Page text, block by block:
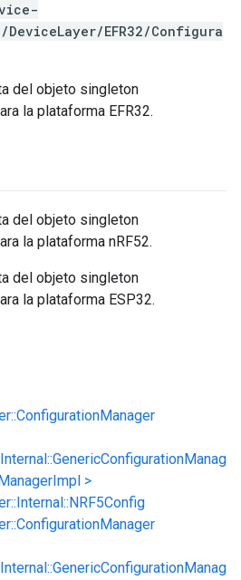
EFR32/Configura
del objeto singleton
la plataforma EFR32.
del objeto singleton
la plataforma nRF52.
del objeto singleton
la plataforma ESP32.
>